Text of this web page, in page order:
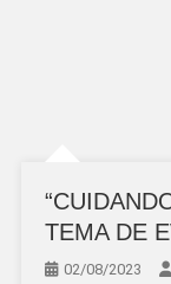
TEMA DE
02/08/2023